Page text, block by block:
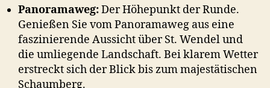
Panoramaweg:Der Höhepunkt der Runde.
Genießen Sie vom Panoramaweg aus eine
faszinierende Aussicht über St. Wendel und
die umliegende Landschaft. Bei klarem Wetter
erstreckt sich der Blick bis zum majestätischen
Schaumberg.